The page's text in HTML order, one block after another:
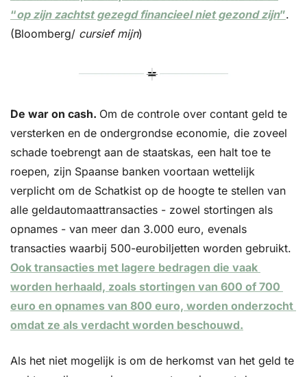
“op zijn zachtst gezegd financieel niet gezond zijn”.
(Bloomberg/ cursief mijn)
De war on cash. Om de controle over contant geld te
versterken en de ondergrondse economie, die zoveel
schade toebrengt aan de staatskas, een halt toe te
roepen, zijn Spaanse banken voortaan wettelijk
verplicht om de Schatkist op de hoogte te stellen van
alle geldautomaattransacties - zowel stortingen als
opnames - van meer dan 3.000 euro, evenals
Ook transacties met lagere bedragen die vaak
worden herhaald, zoals stortingen van 600 of 700
euro en opnames van 800 euro, worden onderzocht
omdat ze als verdacht worden beschouwd.
Als het niet mogelijk is om de herkomst van het geld te